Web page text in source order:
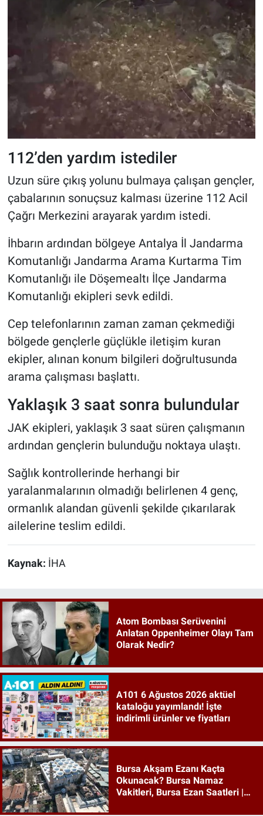
112’den yardım istediler
Uzun süre çıkış yolunu bulmaya çalışan gençler,
çabalarının sonuçsuz kalması üzerine 112 Acil
Çağrı Merkezini arayarak yardım istedi.
İhbarın ardından bölgeye Antalya İl Jandarma
Komutanlığı Jandarma Arama Kurtarma Tim
Komutanlığı ile Döşemealtı İlçe Jandarma
Komutanlığı ekipleri sevk edildi.
Cep telefonlarının zaman zaman çekmediği
bölgede gençlerle güçlükle iletişim kuran
ekipler, alınan konum bilgileri doğrultusunda
arama çalışması başlattı.
Yaklaşık 3 saat sonra bulundular
JAK ekipleri, yaklaşık 3 saat süren çalışmanın
ardından gençlerin bulunduğu noktaya ulaştı.
Sağlık kontrollerinde herhangi bir
yaralanmalarının olmadığı belirlenen 4 genç,
ormanlık alandan güvenli şekilde çıkarılarak
ailelerine teslim edildi.
Kaynak: İHA
Atom Bombası Serüvenini
Anlatan Oppenheimer Olayı Tam
Olarak Nedir?
A101 6 Ağustos 2026 aktüel
kataloğu yayımlandı! İşte
indirimli ürünler ve fiyatları
Bursa Akşam Ezanı Kaçta
Okunacak? Bursa Namaz
Vakitleri, Bursa Ezan Saatleri |